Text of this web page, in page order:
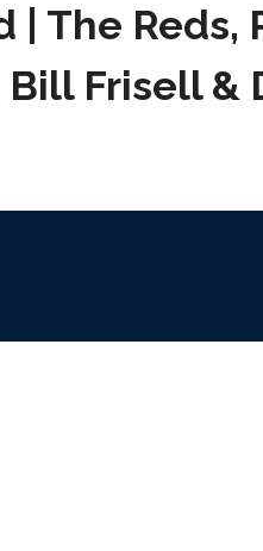
| The Reds,
Bill Frisell &